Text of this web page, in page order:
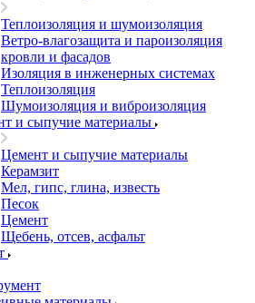
Теплоизоляция и шумоизоляция
Ветро-влагозащита и пароизоляция
кровли и фасадов
Изоляция в инженерных системах
Теплоизоляция
Шумоизоляция и виброизоляция
и сыпучие материалы
Цемент и сыпучие материалы
Керамзит
Мел, гипс, глина, известь
Песок
Цемент
Щебень, отсев, асфальт